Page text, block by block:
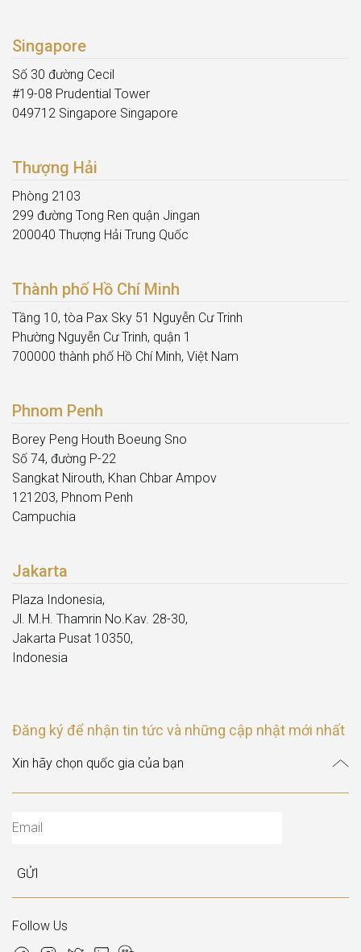
Singapore
Số 30 đường Cecil
#19-08 Prudential Tower
049712 Singapore Singapore
Thượng Hải
Phòng 2103
299 đường Tong Ren quận Jingan
200040 Thượng Hải Trung Quốc
Thành phố Hồ Chí Minh
Tầng 10, tòa Pax Sky 51 Nguyễn Cư Trinh
Phường Nguyễn Cư Trinh, quận 1
700000 thành phố Hồ Chí Minh, Việt Nam
Phnom Penh
Borey Peng Houth Boeung Sno
Số 74, đường P-22
Sangkat Nirouth, Khan Chbar Ampov
121203, Phnom Penh
Campuchia
Jakarta
Plaza Indonesia,
Jl. M.H. Thamrin No.Kav. 28-30,
Jakarta Pusat 10350,
Indonesia
Đăng ký để nhận tin tức và những cập nhật mới nhất
GỬI
Follow Us